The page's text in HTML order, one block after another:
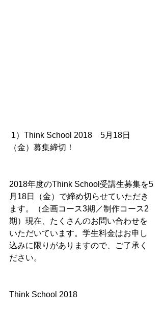
（金）募集締切！
2018年度のThink School受講生募集を5
月18日（金）で締め切らせていただき
ます。（企画コース3期／制作コース2
期）現在、たくさんのお問い合わせを
いただいています。学生料金はお申し
込みに限りがありますので、ご了承く
ださい。
Think School 2018